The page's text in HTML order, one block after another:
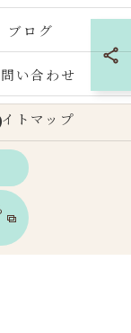
ブログ
い合わせ
トマップ
RIGHTS RESERVED.